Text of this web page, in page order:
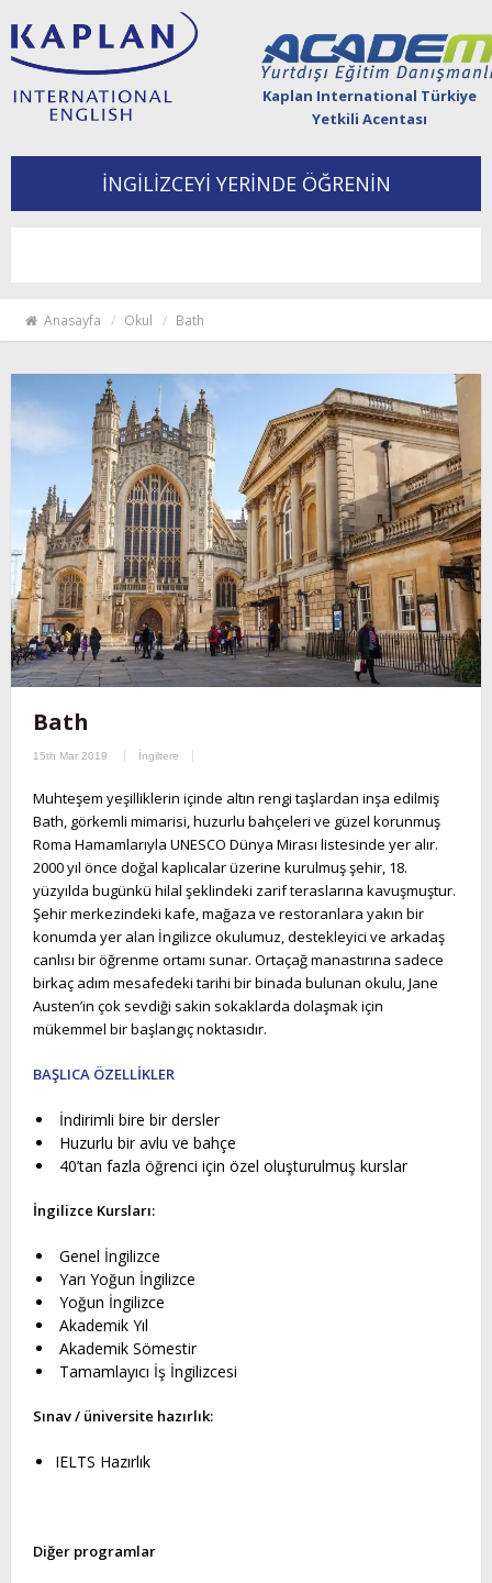
Kaplan International Türkiye
Yetkili Acentası
İNGİLİZCEYİ YERİNDE ÖĞRENİN
Anasayfa Okul Bath
Bath
15th Mar 2019 İngiltere
Muhteşem yeşilliklerin içinde altın rengi taşlardan inşa edilmiş
Bath, görkemli mimarisi, huzurlu bahçeleri ve güzel korunmuş
Roma Hamamlarıyla UNESCO Dünya Mirası listesinde yer alır.
2000 yıl önce doğal kaplıcalar üzerine kurulmuş şehir, 18.
yüzyılda bugünkü hilal şeklindeki zarif teraslarına kavuşmuştur.
Şehir merkezindeki kafe, mağaza ve restoranlara yakın bir
konumda yer alan İngilizce okulumuz, destekleyici ve arkadaş
canlısı bir öğrenme ortamı sunar. Ortaçağ manastırına sadece
birkaç adım mesafedeki tarihi bir binada bulunan okulu, Jane
Austen’in çok sevdiği sakin sokaklarda dolaşmak için
mükemmel bir başlangıç noktasıdır.
BAŞLICA ÖZELLİKLER
İndirimli bire bir dersler
Huzurlu bir avlu ve bahçe
40’tan fazla öğrenci için özel oluşturulmuş kurslar
İngilizce Kursları:
Genel İngilizce
Yarı Yoğun İngilizce
Yoğun İngilizce
Akademik Yıl
Akademik Sömestir
Tamamlayıcı İş İngilizcesi
Sınav / üniversite hazırlık:
IELTS Hazırlık
Diğer programlar